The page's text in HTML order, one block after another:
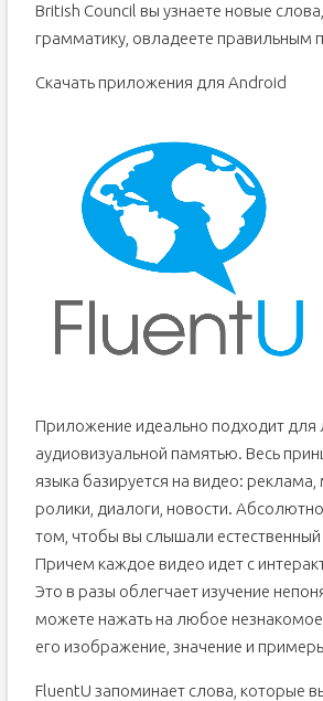
British Council вы узнаете новые
грамматику, овладеете правильным
Скачать приложения для Android
Приложение идеально подходит для
аудиовизуальной памятью. Весь
языка базируется на видео:
ролики, диалоги, новости.
том, чтобы вы слышали естественный
Причем каждое видео идет с
Это в разы облегчает изучение
можете нажать на любое незнакомое
его изображение, значение и
FluentU запоминает слова, которые